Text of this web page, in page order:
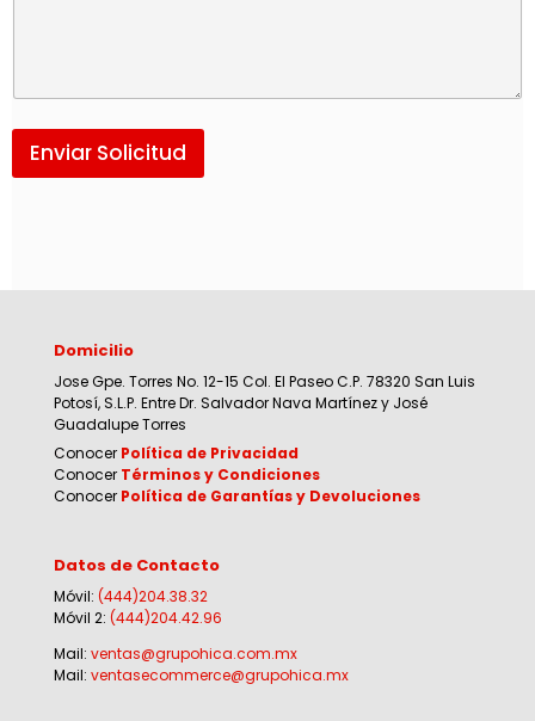
Enviar Solicitud
Domicilio
Jose Gpe. Torres No. 12-15 Col. El Paseo C.P. 78320 San Luis
Potosí, S.L.P. Entre Dr. Salvador Nava Martínez y José
Guadalupe Torres
Conocer Política de Privacidad
Conocer Términos y Condiciones
Conocer Política de Garantías y Devoluciones
Datos de Contacto
Móvil: (444)204.38.32
Móvil 2: (444)204.42.96
Mail: ventas@grupohica.com.mx
Mail: ventasecommerce@grupohica.mx